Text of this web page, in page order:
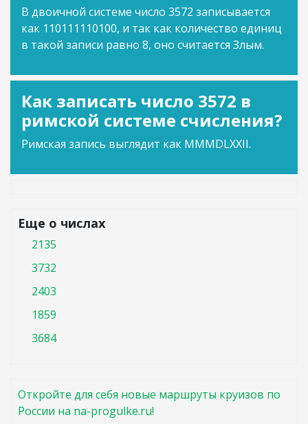
В двоичной системе число 3572 записывается
как 110111110100, и так как количество единиц
в такой записи равно 8, оно считается Злым.
Как записать число 3572 в
римской системе счисления?
Римская запись выглядит как MMMDLXXII.
Еще о числах
2135
3732
2403
1859
3684
Откройте для себя новые маршруты круизов по
России на na-progulke.ru!